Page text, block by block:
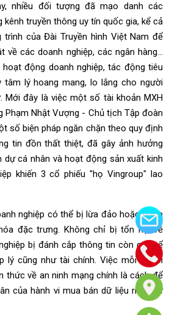
nhiều đối tượng đã mạo danh các
kênh truyền thông uy tín quốc gia, kể cả
của Đài Truyền hình Việt Nam để
các doanh nghiệp, các ngân hàng...
động doanh nghiệp, tác động tiêu
lý hoang mang, lo lắng cho người
Mới đây là việc một số tài khoản MXH
Phạm Nhật Vượng - Chủ tịch Tập đoàn
số biện pháp ngăn chặn theo quy định
tin đồn thất thiệt, đã gây ảnh hưởng
dự cá nhân và hoạt động sản xuất kinh
khiến 3 cổ phiếu "họ Vingroup" lao
nghiệp có thể bị lừa đảo hoặc đánh
đặc trưng. Không chỉ bị tổn hại về
bị đánh cắp thông tin còn có thể
lý cũng như tài chính. Việc mỗi người
thức về an ninh mạng chính là cách để
của hành vi mua bán dữ liệu riêng tư